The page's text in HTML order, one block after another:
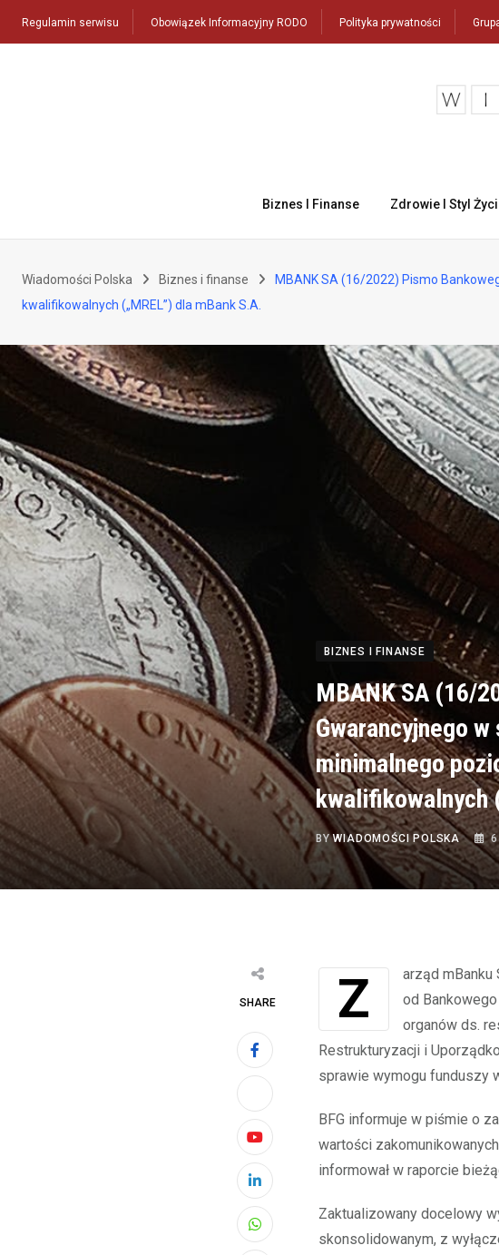
Regulamin serwisu Obowiązek Informacyjny RODO Polityka prywatności
Biznes I Finanse Zdrowie I Styl
Wiadomości Polska Biznes i finanse
MBANK SA (16/2022) Pismo
kwalifikowalnych („MREL”) dla mBank S.A.
BIZNES I FINANSE
MBANK SA (16/
Gwarancyjnego
minimalnego
kwalifikowalnych
BYWIADOMOŚCI POLSKA
SHARE
Youtube
LinkedIn
Whatsapp
Zarząd mBanku S.A. („Bank”) informuje, że w dniu 5 maja 2022 r. otrzymał pismo
od
organów ds.
Restrukturyzacji i
sprawie wymogu funduszy
BFG informuje w piśmie o
wartości
informował w raporcie
Zaktualizowany docelowy
skonsolidowanym, z